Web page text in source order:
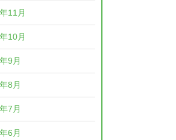
11月
10月
9月
8月
7月
6月